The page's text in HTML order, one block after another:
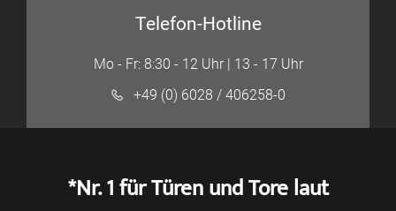
Telefon-Hotline
Mo - Fr: 8:30 - 12 Uhr | 13 - 17 Uhr
+49 (0) 6028 / 406258-0
*Nr. 1 für Türen und Tore laut